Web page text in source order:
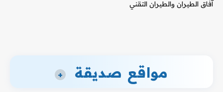
آفاق الطيران والطيران التقني
مواقع صديقة +